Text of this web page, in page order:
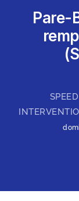
Pare-